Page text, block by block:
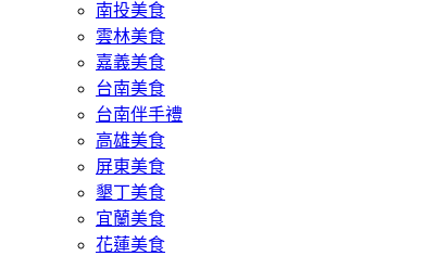
南投美食
雲林美食
嘉義美食
台南美食
台南伴手禮
高雄美食
屏東美食
墾丁美食
宜蘭美食
花蓮美食